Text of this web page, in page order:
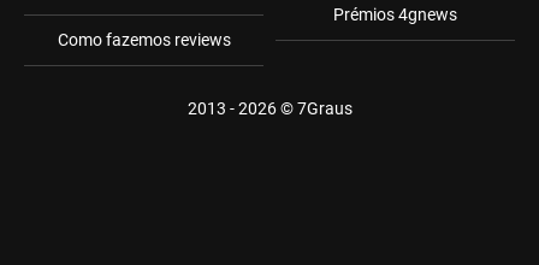
Como fazemos reviews
Prémios 4gnews
2013 - 2026 ©7Graus